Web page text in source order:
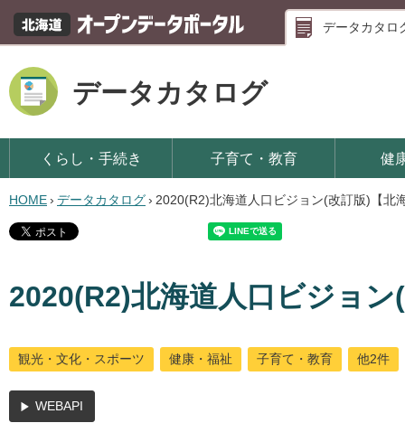
データカタロ
データカタログ
くらし・手続き 子育て・教育 健
HOME› データカタログ› 2020(R2)北海道人口ビジョン(改訂版)【北
2020(R2)北海道人口ビジョ
観光・文化・スポーツ 健康・福祉 子育て・教育 他2件
WEBAPI